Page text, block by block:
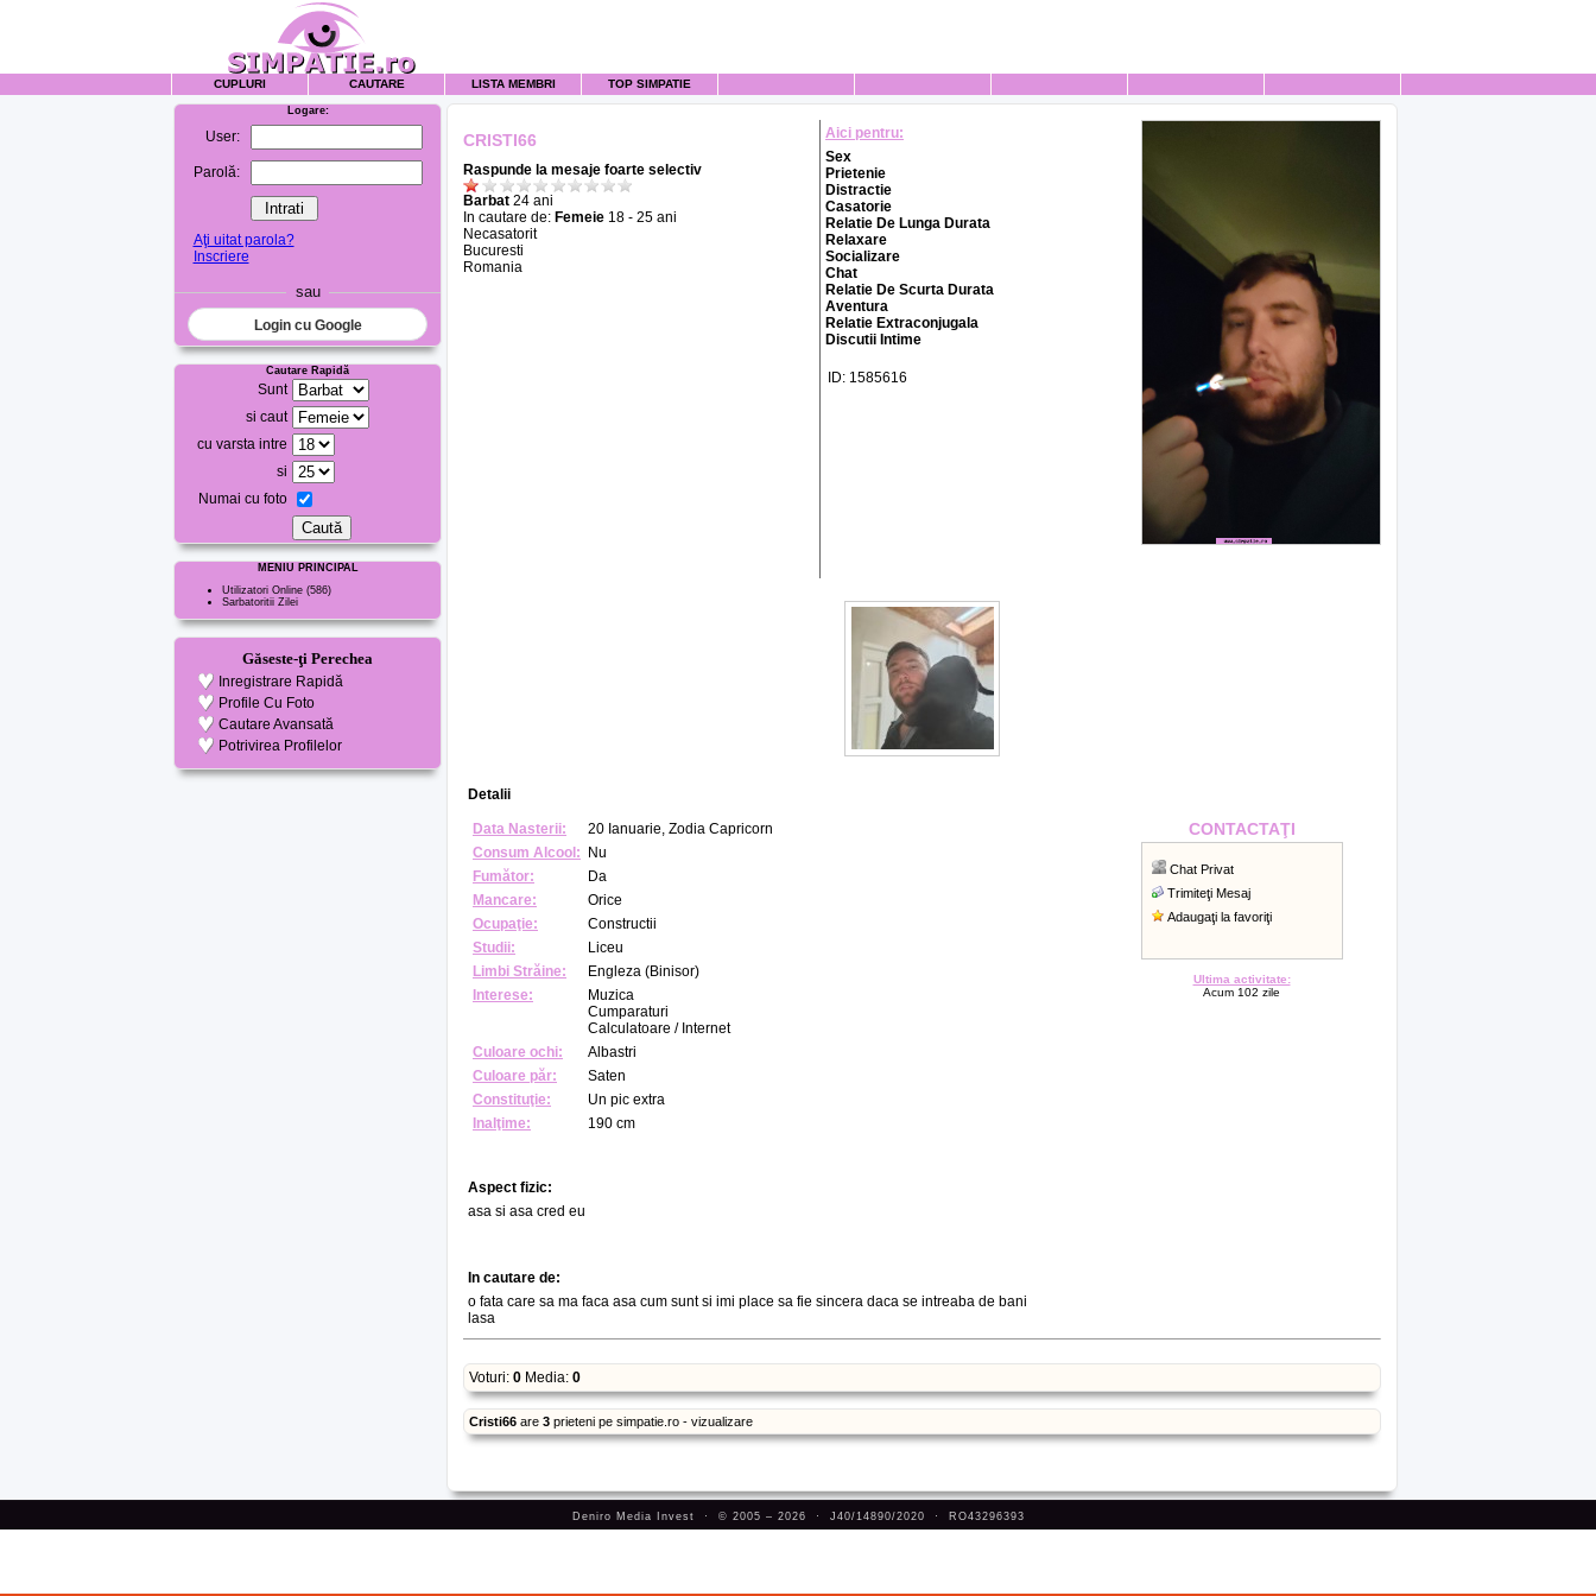
CUPLURI CAUTARE LISTA MEMBRI TOP SIMPATIE
Logare:
User:
Parolă:
Aţi uitat parola?
Inscriere
sau
Login cu Google
Cautare Rapidă
Sunt
si caut
cu varsta intre
si
Numai cu foto
MENIU PRINCIPAL
Utilizatori Online (586)
Sarbatoritii Zilei
Găseste-ţi Perechea
Inregistrare Rapidă
Profile Cu Foto
Cautare Avansată
Potrivirea Profilelor
CRISTI66
Raspunde la mesaje foarte selectiv
Barbat 24 ani
In cautare de: Femeie 18 - 25 ani
Necasatorit
Bucuresti
Romania
Aici pentru:
Sex
Prietenie
Distractie
Casatorie
Relatie De Lunga Durata
Relaxare
Socializare
Chat
Relatie De Scurta Durata
Aventura
Relatie Extraconjugala
Discutii Intime
ID: 1585616
Detalii
Data Nasterii:
20 Ianuarie, Zodia Capricorn
Consum Alcool:
Nu
Fumător:
Da
Mancare:
Orice
Ocupaţie:
Constructii
Studii:
Liceu
Limbi Străine:
Engleza (Binisor)
Interese:
Muzica
Cumparaturi
Calculatoare / Internet
Culoare ochi:
Albastri
Culoare păr:
Saten
Constituţie:
Un pic extra
Inalţime:
190 cm
CONTACTAŢI
Chat Privat
Trimiteţi Mesaj
Adaugaţi la favoriţi
Ultima activitate:
Acum 102 zile
Aspect fizic:
asa si asa cred eu
In cautare de:
o fata care sa ma faca asa cum sunt si imi place sa fie sincera daca se intreaba de bani
lasa
Voturi: 0 Media: 0
Cristi66 are 3 prieteni pe simpatie.ro - vizualizare
Deniro Media Invest · © 2005 – 2026 · J40/14890/2020 · RO43296393